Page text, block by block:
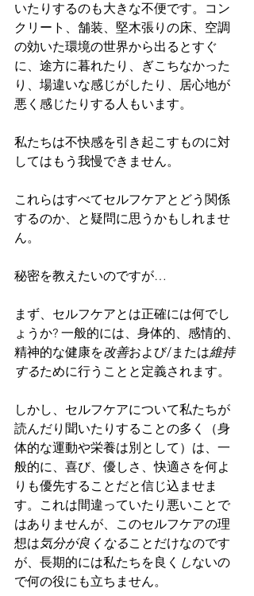
いたりするのも大きな不便です。コン
クリート、舗装、堅木張りの床、空調
の効いた環境の世界から出るとすぐ
に、途方に暮れたり、ぎこちなかった
り、場違いな感じがしたり、居心地が
悪く感じたりする人もいます。
私たちは不快感を引き起こすものに対
してはもう我慢できません。
これらはすべてセルフケアとどう関係
するのか、と疑問に思うかもしれませ
ん。
秘密を教えたいのですが…
まず、セルフケアとは正確には何でし
ょうか? 一般的には、身体的、感情的、
精神的な健康を改善および/または維持
するために行うことと定義されます。
しかし、セルフケアについて私たちが
読んだり聞いたりすることの多く（身
体的な運動や栄養は別として）は、一
般的に、喜び、優しさ、快適さを何よ
りも優先することだと信じ込ませま
す。これは間違っていたり悪いことで
はありませんが、このセルフケアの理
想は気分が良くなることだけなのです
が、長期的には私たちを良く しないの
で何の役にも立ちません。